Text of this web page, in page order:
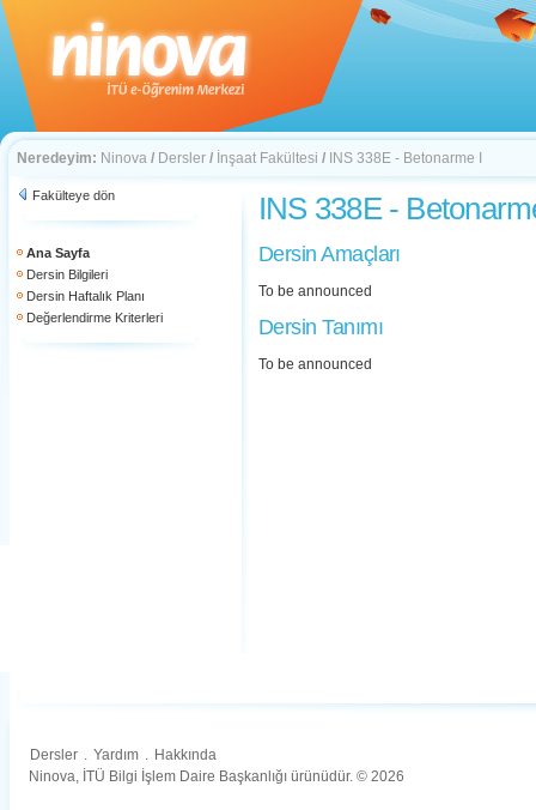
Neredeyim: Ninova / Dersler / İnşaat Fakültesi / INS 338E - Betonarme I
Fakülteye dön
Ana Sayfa
Dersin Bilgileri
Dersin Haftalık Planı
Değerlendirme Kriterleri
INS 338E -
Dersin Amaçları
To be announced
Dersin Tanımı
To be announced
Dersler . Yardım . Hakkında
Ninova, İTÜ Bilgi İşlem Daire Başkanlığı ürünüdür. © 2026